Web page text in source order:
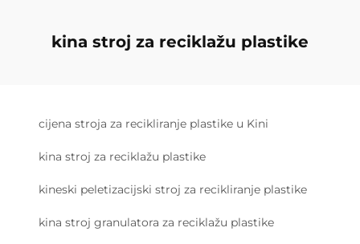
kina stroj za reciklažu plastike
cijena stroja za recikliranje plastike u Kini
kina stroj za reciklažu plastike
kineski peletizacijski stroj za recikliranje plastike
kina stroj granulatora za reciklažu plastike